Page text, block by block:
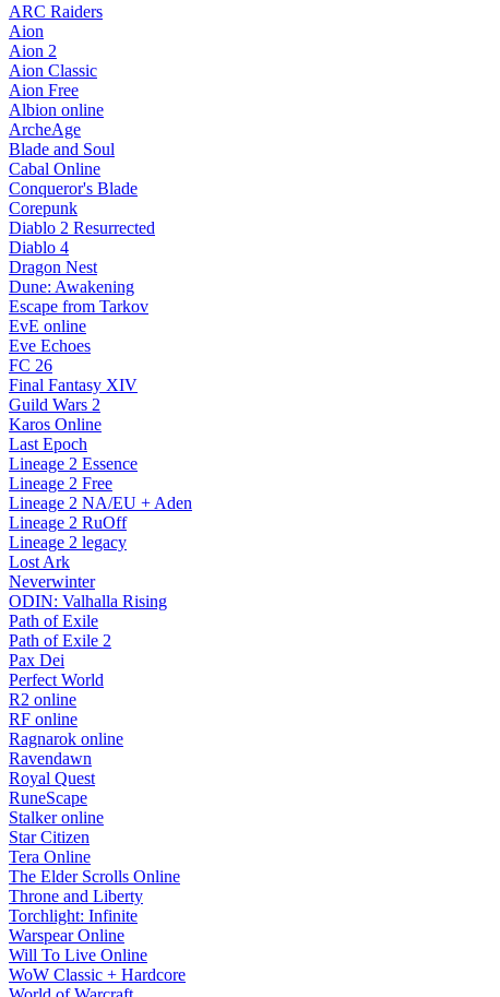
ARC Raiders
Aion
Aion 2
Aion Classic
Aion Free
Albion online
ArcheAge
Blade and Soul
Cabal Online
Conqueror's Blade
Corepunk
Diablo 2 Resurrected
Diablo 4
Dragon Nest
Dune: Awakening
Escape from Tarkov
EvE online
Eve Echoes
FC 26
Final Fantasy XIV
Guild Wars 2
Karos Online
Last Epoch
Lineage 2 Essence
Lineage 2 Free
Lineage 2 NA/EU + Aden
Lineage 2 RuOff
Lineage 2 legacy
Lost Ark
Neverwinter
ODIN: Valhalla Rising
Path of Exile
Path of Exile 2
Pax Dei
Perfect World
R2 online
RF online
Ragnarok online
Ravendawn
Royal Quest
RuneScape
Stalker online
Star Citizen
Tera Online
The Elder Scrolls Online
Throne and Liberty
Torchlight: Infinite
Warspear Online
Will To Live Online
WoW Classic + Hardcore